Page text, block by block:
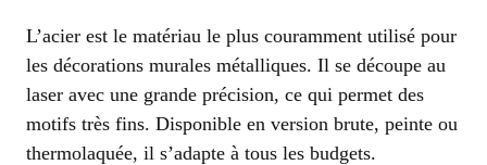
L’acier est le matériau le plus couramment utilisé pour
les décorations murales métalliques. Il se découpe au
laser avec une grande précision, ce qui permet des
motifs très fins. Disponible en version brute, peinte ou
thermolaquée, il s’adapte à tous les budgets.